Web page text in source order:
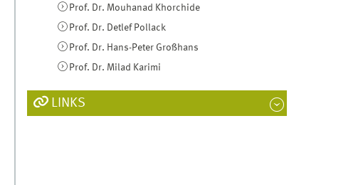
Prof. Dr. Mouhanad Khorchide
Prof. Dr. Detlef Pollack
Prof. Dr. Hans-Peter Großhans
Prof. Dr. Milad Karimi
LINKS